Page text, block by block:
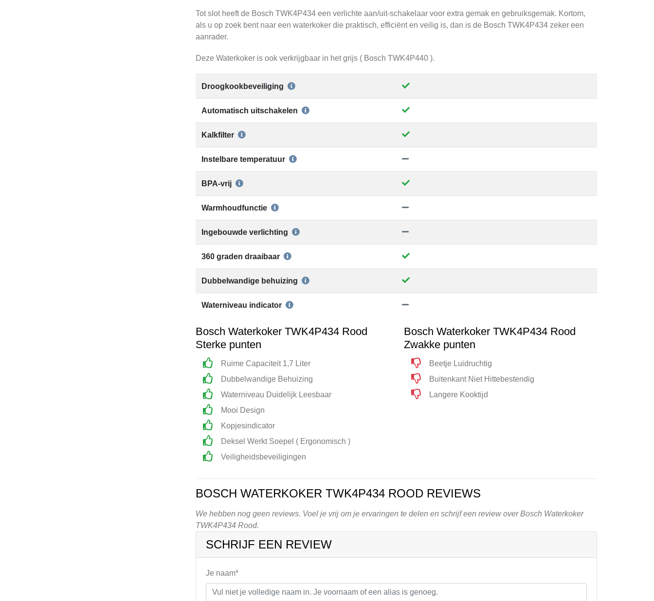
Tot slot heeft de Bosch TWK4P434 een verlichte aan/uit-schakelaar voor extra gemak en gebruiksgemak. Kortom,
als u op zoek bent naar een waterkoker die praktisch, efficiënt en veilig is, dan is de Bosch TWK4P434 zeker een
aanrader.
Deze Waterkoker is ook verkrijgbaar in het grijs ( Bosch TWK4P440 ).
Droogkookbeveiliging
Automatisch uitschakelen
Kalkfilter
Instelbare temperatuur
BPA-vrij
Warmhoudfunctie
Ingebouwde verlichting
360 graden draaibaar
Dubbelwandige behuizing
Waterniveau indicator
Bosch Waterkoker TWK4P434 Rood
Sterke punten
Ruime Capaciteit 1,7 Liter
Dubbelwandige Behuizing
Waterniveau Duidelijk Leesbaar
Mooi Design
Kopjesindicator
Deksel Werkt Soepel ( Ergonomisch )
Veiligheidsbeveiligingen
Bosch Waterkoker TWK4P434 Rood
Zwakke punten
Beetje Luidruchtig
Buitenkant Niet Hittebestendig
Langere Kooktijd
BOSCH WATERKOKER TWK4P434 ROOD REVIEWS
We hebben nog geen reviews. Voel je vrij om je ervaringen te delen en schrijf een review over Bosch Waterkoker
TWK4P434 Rood.
SCHRIJF EEN REVIEW
Je naam*